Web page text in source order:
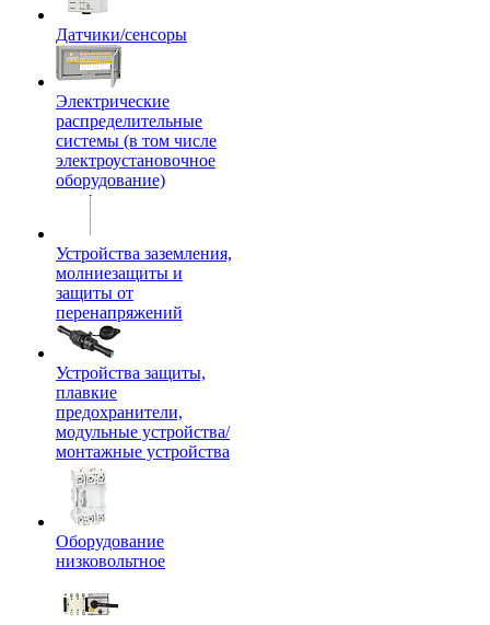
Датчики/сенсоры
Электрические
распределительные
системы (в том числе
электроустановочное
оборудование)
Устройства заземления,
молниезащиты и
защиты от
перенапряжений
Устройства защиты,
плавкие
предохранители,
модульные устройства/
монтажные устройства
Оборудование
низковольтное